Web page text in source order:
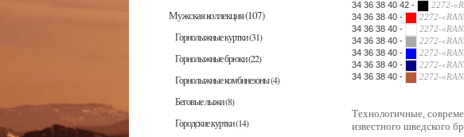
Мужская коллекция(107)
Горнолыжные куртки(31)
Горнолыжные брюки(22)
Горнолыжные комбинезоны(4)
Беговые лыжи(8)
Городские куртки(14)
34 36 38 40 42 -
2272-
34 36 38 40 -
2272-
34 36 38 40 -
2272-
34 36 38 40 -
melange
2272-
34 36 38 40 -
2272-
34 36 38 40 -
2272-
34 36 38 40 -
2272-
Технологичные,
известного шведского